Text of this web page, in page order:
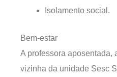
Isolamento social.
Bem-estar
A professora aposentada,
vizinha da unidade Sesc